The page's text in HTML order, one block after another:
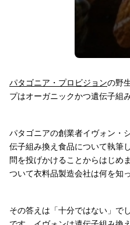
パタゴニア・プロビジョンの野
プはオーガニックかつ遺伝子組
パタゴニアの創業者イヴォン・
伝子組み換え食品について執筆
問を投げかけることからはじめ
ついて衣料品製造会社は何を知
その答えは「十分ではない」で